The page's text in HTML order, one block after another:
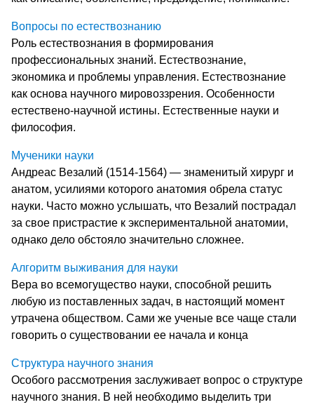
Вопросы по естествознанию
Роль естествознания в формирования
профессиональных знаний. Естествознание,
экономика и проблемы управления. Естествознание
как основа научного мировоззрения. Особенности
естествено-научной истины. Естественные науки и
философия.
Мученики науки
Андреас Везалий (1514-1564) — знаменитый хирург и
анатом, усилиями которого анатомия обрела статус
науки. Часто можно услышать, что Везалий пострадал
за свое пристрастие к экспериментальной анатомии,
однако дело обстояло значительно сложнее.
Алгоритм выживания для науки
Вера во всемогущество науки, способной решить
любую из поставленных задач, в настоящий момент
утрачена обществом. Сами же ученые все чаще стали
говорить о существовании ее начала и конца
Структура научного знания
Особого рассмотрения заслуживает вопрос о структуре
научного знания. В ней необходимо выделить три